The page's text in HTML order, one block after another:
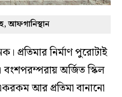
আফগানিস্থান
প্রতিমার নির্মাণ পুরোটাই
অর্জিত স্কিল
আর প্রতিমা বানানো